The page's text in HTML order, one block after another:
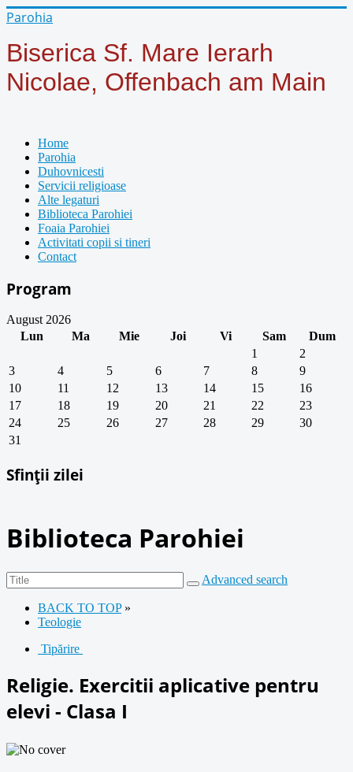
Parohia
Biserica Sf. Mare Ierarh
Nicolae, Offenbach am Main
Home
Parohia
Duhovnicesti
Servicii religioase
Alte legaturi
Biblioteca Parohiei
Foaia Parohiei
Activitati copii si tineri
Contact
Program
Year
Month
Year
Month
August 2026
Lun
Ma Mie Joi Vi Sam
Dum
1
2
3
4 5 6 7 8
9
10
11 12 13 14 15
16
17
18 19 20 21 22
23
24
25 26 27 28 29
30
31
Sfinții zilei
Biblioteca Parohiei
Advanced search
BACK TO TOP»
Teologie
Tipărire
Religie. Exercitii aplicative pentru
elevi - Clasa I